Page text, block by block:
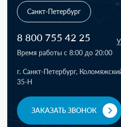
Санкт-Петербург
8 800 755 42 25
Время работы с 8:00 до 20:00
г. Санкт-Петербург,
35-Н
ЗАКАЗАТЬ ЗВОНОК